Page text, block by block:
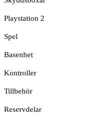
Playstation 2
Spel
Basenhet
Kontroller
Tillbehör
Reservdelar